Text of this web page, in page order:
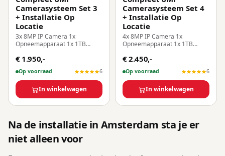
Camerasysteem Set 3
+ Installatie Op
Locatie
3x 8MP IP Camera 1x
Opneemapparaat 1x 1TB
Installatie Op Locatie!
€ 1.950,-
Op voorraad 6
In winkelwagen
Camerasysteem Set 4
+ Installatie Op
Locatie
4x 8MP IP Camera 1x
Opneemapparaat 1x 1TB
Installatie Op Locatie!
€ 2.450,-
Op voorraad 6
In winkelwagen
Na de installatie in Amsterdam sta je er
niet alleen voor